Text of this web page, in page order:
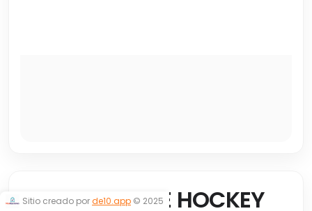
CANILLERA DE HOCKEY
Sitio creado porde10.app © 2025